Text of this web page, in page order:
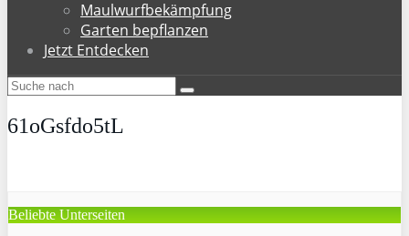
Maulwurfbekämpfung
Garten bepflanzen
Jetzt Entdecken
61oGsfdo5tL
Beliebte Unterseiten